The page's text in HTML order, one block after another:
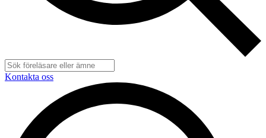
Kontakta oss